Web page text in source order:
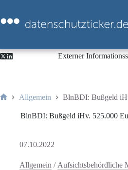
springen
Externer
Allgemein BlnBDI: Bußgeld
BlnBDI: Bußgeld iHv. 525.000
07.10.2022
Allgemein / Aufsichtsbehördliche